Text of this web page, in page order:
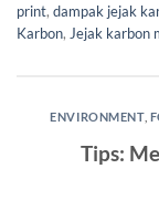
print, dampak jejak
Karbon, Jejak karbon
ENVIRONMENT,
Tips: